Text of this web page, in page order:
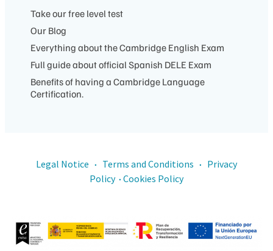
Take our free level test
Our Blog
Everything about the Cambridge English Exam
Full guide about official Spanish DELE Exam
Benefits of having a Cambridge Language
Certification.
Legal Notice · Terms and Conditions ·
Privacy
Policy · Cookies Policy